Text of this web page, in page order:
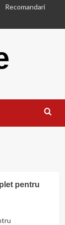
Recomandari
pentru